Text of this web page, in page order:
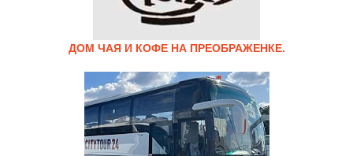
ДОМ ЧАЯ И КОФЕ НА ПРЕОБРАЖЕНКЕ.